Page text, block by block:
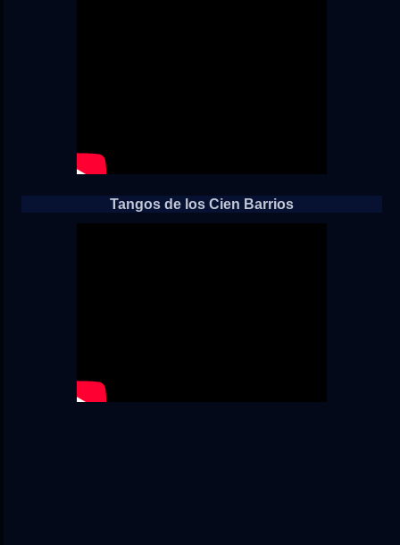
Tangos de los Cien Barrios